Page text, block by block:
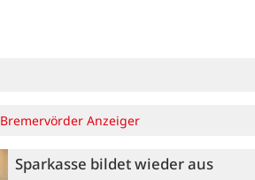
Bremervörder Anzeiger
Sparkasse bildet wieder aus